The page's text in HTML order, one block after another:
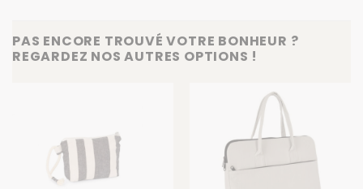
PAS ENCORE TROUVÉ VOTRE BONHEUR ?
REGARDEZ NOS AUTRES OPTIONS !